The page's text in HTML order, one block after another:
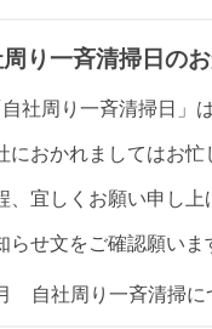
り一斉清掃日のお
社周り一斉清掃日」
におかれましてはお忙
、宜しくお願い申し上
らせ文をご確認願いま
自社周り一斉清掃に